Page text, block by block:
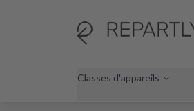
Classes d'appareils